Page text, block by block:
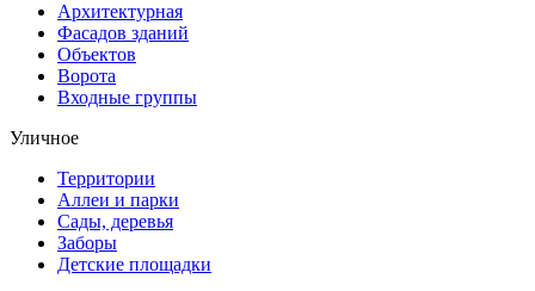
Архитектурная
Фасадов зданий
Объектов
Ворота
Входные группы
Уличное
Территории
Аллеи и парки
Сады, деревья
Заборы
Детские площадки